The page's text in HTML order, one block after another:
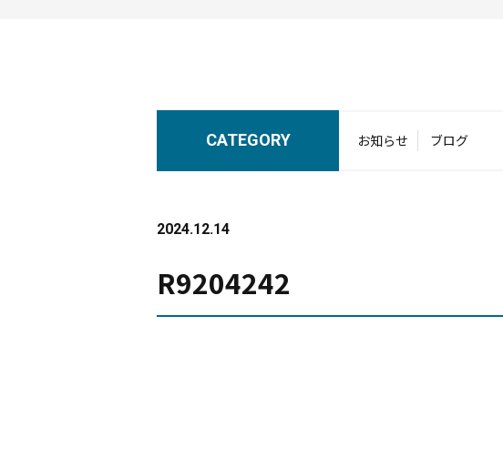
CATEGORY お知らせ ブログ
2024.12.14
R9204242